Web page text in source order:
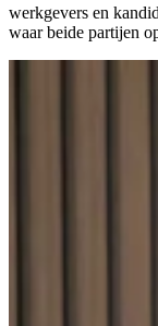
werkgevers en
waar beide partijen